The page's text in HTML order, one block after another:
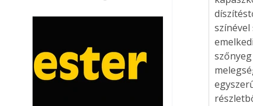
Utóérik eközben, de nem lesz
olyan ízű, mint amit a saját
kertünkben, biológiai